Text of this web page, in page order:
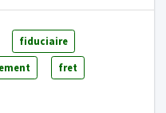
fiduciaire
fret